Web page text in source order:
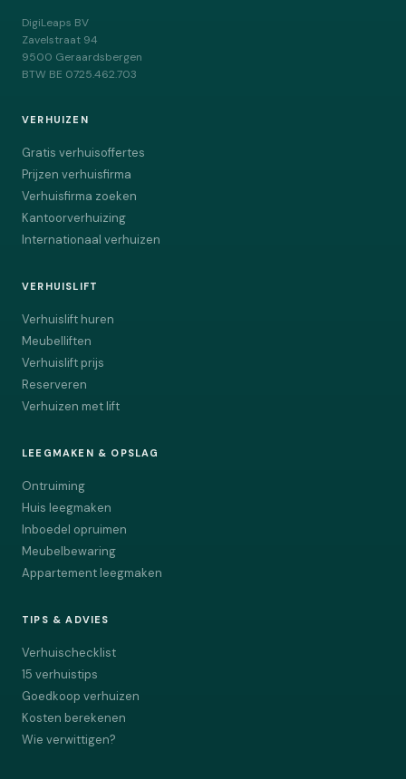
DigiLeaps BV
Zavelstraat 94
9500 Geraardsbergen
BTW BE 0725.462.703
VERHUIZEN
Gratis verhuisoffertes
Prijzen verhuisfirma
Verhuisfirma zoeken
Kantoorverhuizing
Internationaal verhuizen
VERHUISLIFT
Verhuislift huren
Meubelliften
Verhuislift prijs
Reserveren
Verhuizen met lift
LEEGMAKEN & OPSLAG
Ontruiming
Huis leegmaken
Inboedel opruimen
Meubelbewaring
Appartement leegmaken
TIPS & ADVIES
Verhuischecklist
15 verhuistips
Goedkoop verhuizen
Kosten berekenen
Wie verwittigen?